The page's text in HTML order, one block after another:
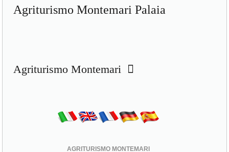
Agriturismo Montemari Palaia
Agriturismo Montemari
AGRITURISMO MONTEMARI